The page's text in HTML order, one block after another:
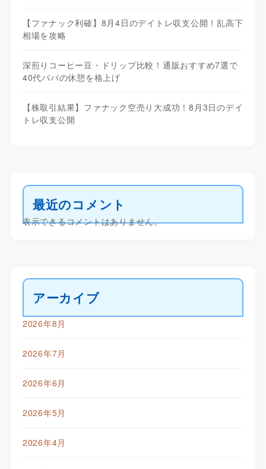
【ファナック利確】8月4日のデイトレ収支公開！乱高下
相場を攻略
深煎りコーヒー豆・ドリップ比較！通販おすすめ7選で
40代パパの休憩を格上げ
【株取引結果】ファナック空売り大成功！8月3日のデイ
トレ収支公開
最近のコメント
表示できるコメントはありません。
アーカイブ
2026年8月
2026年7月
2026年6月
2026年5月
2026年4月